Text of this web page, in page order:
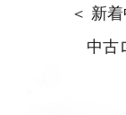
＜ 新
中古